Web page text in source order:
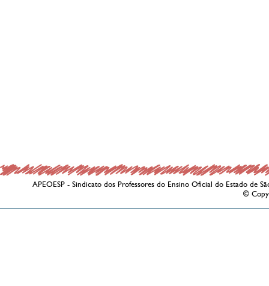
APEOESP - Sindicato dos Professores do Ensino Oficial do Estado de
©